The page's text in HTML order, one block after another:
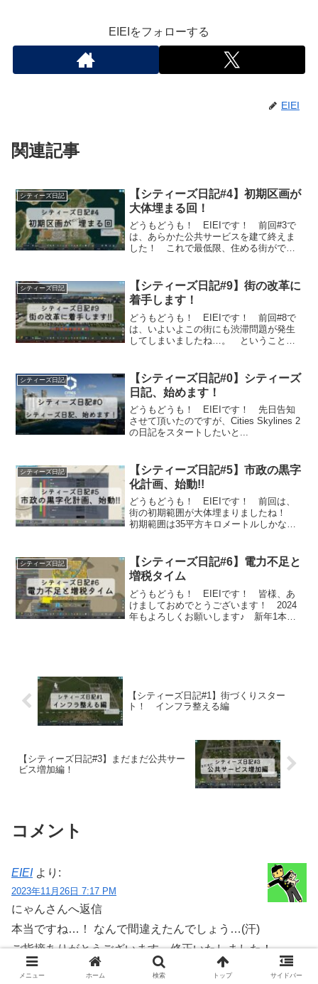
EIEIをフォローする
EIEI
関連記事
シティーズ日記
【シティーズ日記#4】初期区画が
大体埋まる回！
どうもどうも！ EIEIです！ 前回#3で
は、あらかた公共サービスを建て終えま
した！ これで最低限、住める街ができ
シティーズ日記
【シティーズ日記#9】街の改革に
着手します！
どうもどうも！ EIEIです！ 前回#8で
は、いよいよこの街にも渋滞問題が発生
してしまいましたね…。 ということ
シティーズ日記
【シティーズ日記#0】シティーズ
日記、始めます！
どうもどうも！ EIEIです！ 先日告知
させて頂いたのですが、Cities Skylines 2
の日記をスタートしたいと...
シティーズ日記
【シティーズ日記#5】市政の黒字
化計画、始動!!
どうもどうも！ EIEIです！ 前回は、
街の初期範囲が大体埋まりましたね！
初期範囲は35平方キロメートルしかない
シティーズ日記
【シティーズ日記#6】電力不足と
増税タイム
どうもどうも！ EIEIです！ 皆様、あ
けましておめでとうございます！ 2024
年もよろしくお願いします♪ 新年1本目
【シティーズ日記#1】街づくりスター
ト！ インフラ整える編
【シティーズ日記#3】まだまだ公共サー
ビス増加編！
コメント
EIEI より:
2023年11月26日 7:17 PM
にゃんさんへ返信
本当ですね…！ なんで間違えたんでしょう…(汗)
ご指摘ありがとうございます、修正いたしました！
メニュー ホーム 検索 トップ サイドバー